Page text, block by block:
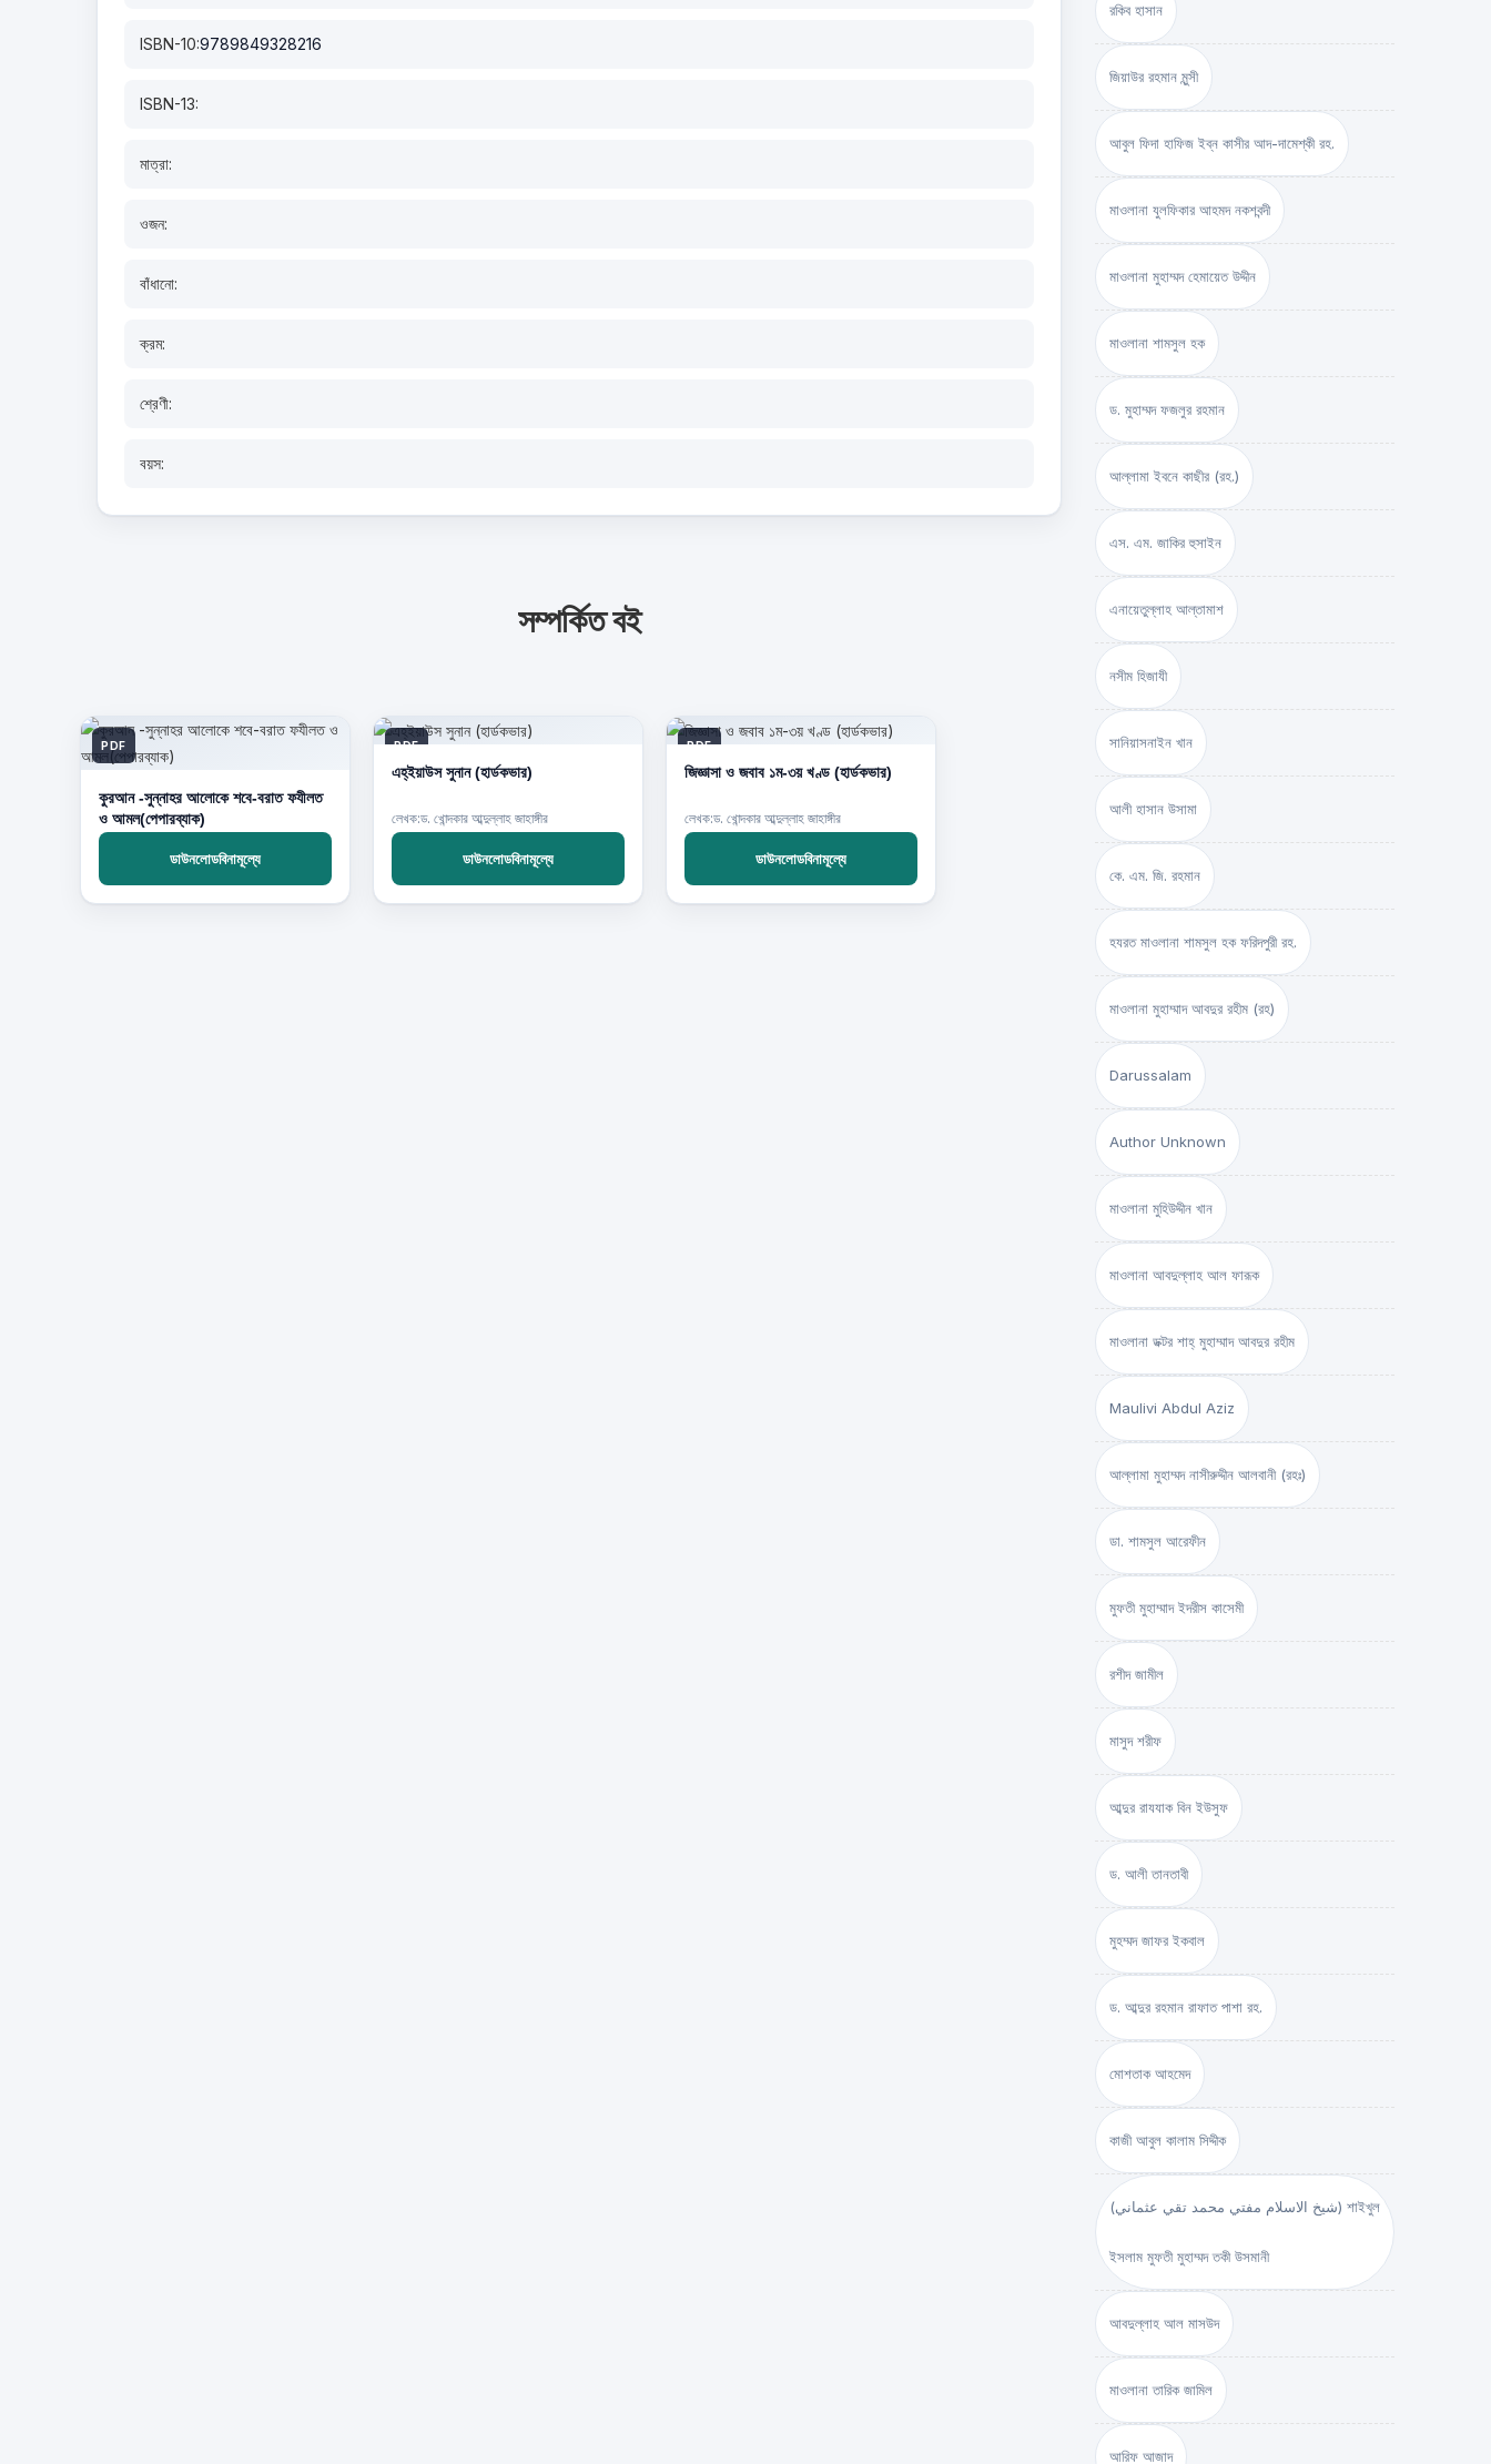
ISBN-10:9789849328216
ISBN-13:
মাত্রা:
ওজন:
বাঁধানো:
ক্রম:
শ্রেণী:
বয়স:
সম্পর্কিত বই
PDF
কুরআন -সুন্নাহর আলোকে শবে-বরাত ফযীলত
ও আমল(পেপারব্যাক)
ডাউনলোডবিনামূল্যে
PDF
এহ্‌ইয়াউস সুনান (হার্ডকভার)
লেখক:ড. খোন্দকার আব্দুল্লাহ জাহাঙ্গীর
ডাউনলোডবিনামূল্যে
PDF
জিজ্ঞাসা ও জবাব ১ম-৩য় খণ্ড (হার্ডকভার)
লেখক:ড. খোন্দকার আব্দুল্লাহ জাহাঙ্গীর
ডাউনলোডবিনামূল্যে
রকিব হাসান
জিয়াউর রহমান মুন্সী
আবুল ফিদা হাফিজ ইব্‌ন কাসীর আদ-দামেশ্‌কী রহ.
মাওলানা যুলফিকার আহমদ নকশবন্দী
মাওলানা মুহাম্মদ হেমায়েত উদ্দীন
মাওলানা শামসুল হক
ড. মুহাম্মদ ফজলুর রহমান
আল্লামা ইবনে কাছীর (রহ.)
এস. এম. জাকির হুসাইন
এনায়েতুল্লাহ আল্‌তামাশ
নসীম হিজাযী
সানিয়াসনাইন খান
আলী হাসান উসামা
কে. এম. জি. রহমান
হযরত মাওলানা শামসুল হক ফরিদপুরী রহ.
মাওলানা মুহাম্মাদ আবদুর রহীম (রহ)
Darussalam
Author Unknown
মাওলানা মুহিউদ্দীন খান
মাওলানা আবদুল্লাহ আল ফারূক
মাওলানা ডক্টর শাহ্‌ মুহাম্মাদ আবদুর রহীম
Maulivi Abdul Aziz
আল্লামা মুহাম্মদ নাসীরুদ্দীন আলবানী (রহঃ)
ডা. শামসুল আরেফীন
মুফতী মুহাম্মাদ ইদরীস কাসেমী
রশীদ জামীল
মাসুদ শরীফ
আব্দুর রাযযাক বিন ইউসুফ
ড. আলী তানতাবী
মুহম্মদ জাফর ইকবাল
ড. আব্দুর রহমান রাফাত পাশা রহ.
মোশতাক আহমেদ
কাজী আবুল কালাম সিদ্দীক
(شيخ الاسلام مفتي محمد تقي عثماني) শাইখুল
ইসলাম মুফতী মুহাম্মদ তকী উসমানী
আবদুল্লাহ আল মাসউদ
মাওলানা তারিক জামিল
আরিফ আজাদ